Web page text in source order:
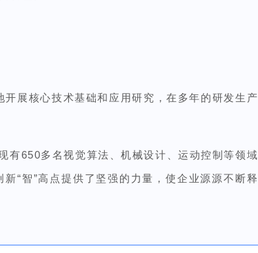
开展核心技术基础和应用研究，在多年的研发生产
有650多名视觉算法、机械设计、运动控制等领域
“智”高点提供了坚强的力量，使企业源源不断释